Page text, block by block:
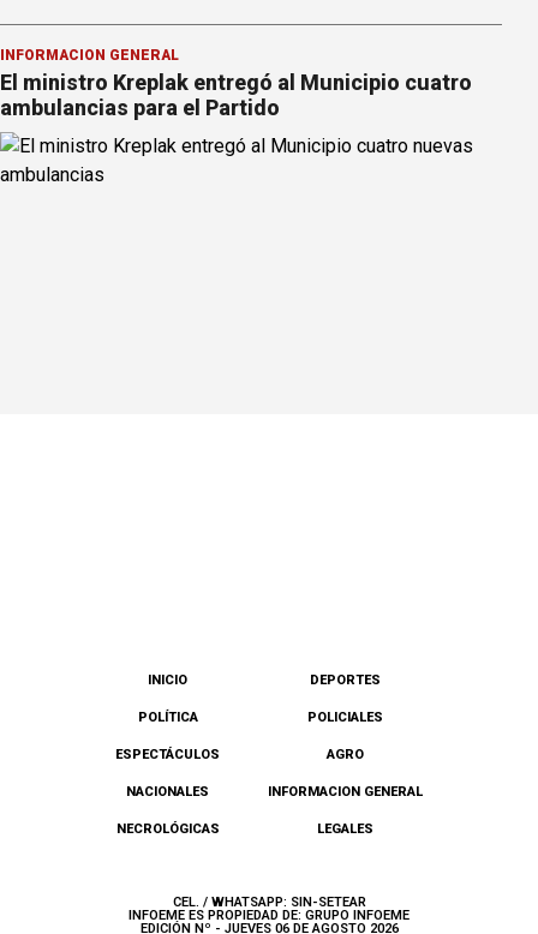
INFORMACION GENERAL
El ministro Kreplak entregó al Municipio cuatro
ambulancias para el Partido
INICIO DEPORTES
POLÍTICA POLICIALES
ESPECTÁCULOS AGRO
NACIONALES INFORMACION GENERAL
NECROLÓGICAS LEGALES
CEL. / WHATSAPP: SIN-SETEAR
INFOEME ES PROPIEDAD DE: GRUPO INFOEME
EDICIÓN Nº - JUEVES 06 DE AGOSTO 2026